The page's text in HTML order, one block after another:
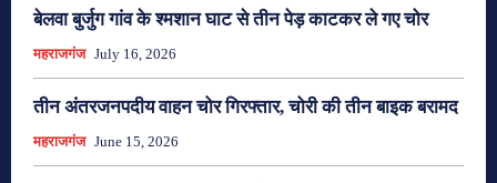
बेलवा बुर्जुग गांव के श्मशान घाट से तीन पेड़ काटकर ले गए चोर
महराजगंज July 16, 2026
तीन अंतरजनपदीय वाहन चोर गिरफ्तार, चोरी की तीन बाइक बरामद
महराजगंज June 15, 2026